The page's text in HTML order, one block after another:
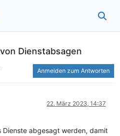
Dienstabsagen
Anmelden zum Antworten
22. März 2023, 14:37
abgesagt werden, damit